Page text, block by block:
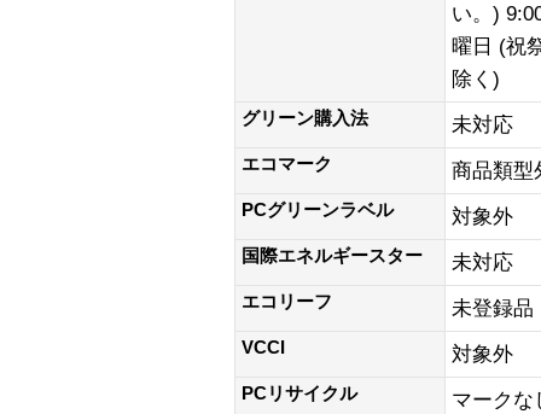
い。)
曜日 (祝
除く)
グリーン購入法 未対応
エコマーク 商品類型
PCグリーンラベル 対象外
国際エネルギースター 未対応
エコリーフ 未登録品
VCCI 対象外
PCリサイクル マークな